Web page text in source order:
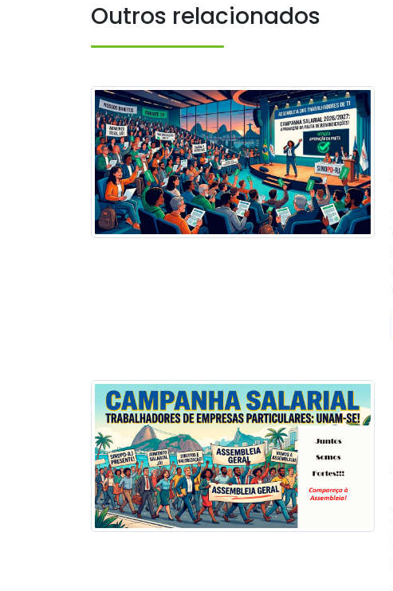
Outros relacionados